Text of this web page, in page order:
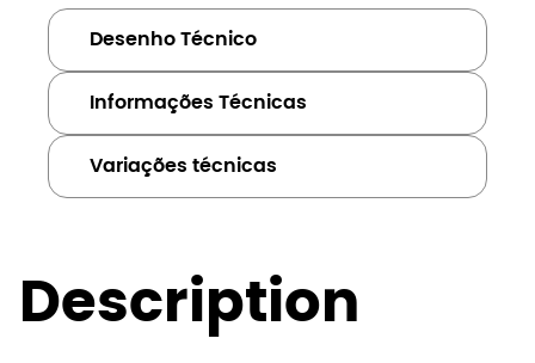
Desenho Técnico
Informações Técnicas
Variações técnicas
Description